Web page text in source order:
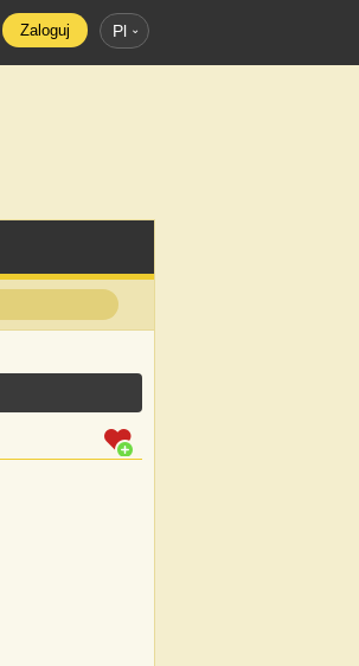
Zaloguj Pl